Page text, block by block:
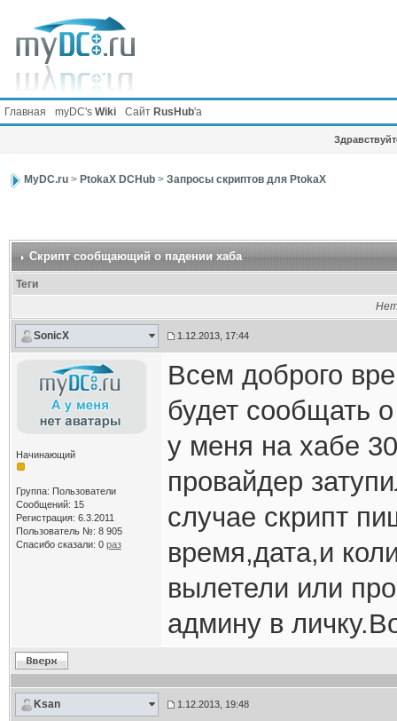
Главная myDC's Wiki Сайт RusHub'а
MyDC.ru> PtokaX DCHub> Запросы скриптов для PtokaX
Скрипт сообщающий о падении хаба
Теги
SonicX 1.12.2013, 17:44
Начинающий
Группа: Пользователи
Сообщений: 15
Регистрация: 6.3.2011
Пользователь №: 8 905
Спасибо сказали: 0 раз
Всем доброго
будет сообщать
у меня на хабе
провайдер
случае скрипт
время,дата,и
вылетели или
админу в
Ksan 1.12.2013, 19:48